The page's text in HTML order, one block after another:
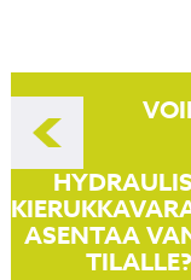
selaus
ASENTAA
TILALLE?